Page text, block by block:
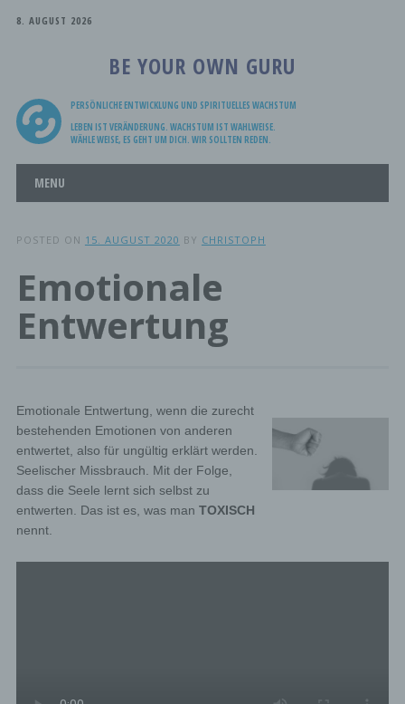
8. AUGUST 2026
BE YOUR OWN GURU
PERSÖNLICHE ENTWICKLUNG UND SPIRITUELLES WACHSTUM
LEBEN IST VERÄNDERUNG. WACHSTUM IST WAHLWEISE.
WÄHLE WEISE, ES GEHT UM DICH. WIR SOLLTEN REDEN.
Main menu
MENU
POSTED ON 15. AUGUST 2020 BY CHRISTOPH
Emotionale
Entwertung
Emotionale Entwertung, wenn die zurecht
bestehenden Emotionen von anderen
entwertet, also für ungültig erklärt werden.
Seelischer Missbrauch. Mit der Folge,
dass die Seele lernt sich selbst zu
entwerten. Das ist es, was man TOXISCH
nennt.